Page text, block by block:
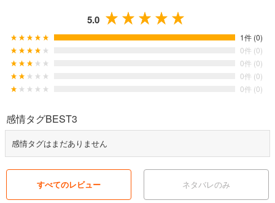
5.0
1件 (0)
0件 (0)
0件 (0)
0件 (0)
0件 (0)
感情タグBEST3
感情タグはまだありません
すべてのレビュー ネタバレのみ